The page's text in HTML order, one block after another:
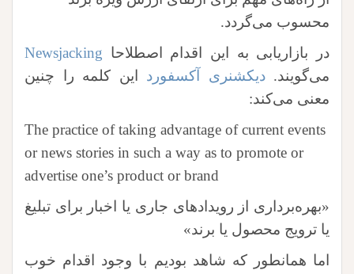
محسوب می‌گردد.
در بازاریابی به این اقدام اصطلاحا Newsjacking
می‌گویند.دیکشنری آکسفورد این کلمه را چنین
معنی می‌کند:
The practice of taking advantage of current events
or news stories in such a way as to promote or
advertise one’s product or brand
«بهره‌برداری از رویدادهای جاری یا اخبار برای تبلیغ
یا ترویج محصول یا برند»
اما همانطور که شاهد بودیم با وجود اقدام خوب